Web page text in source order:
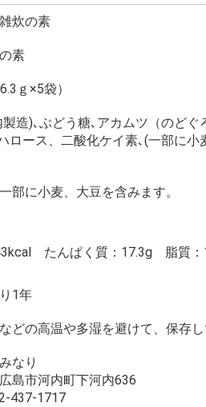
炊の素
素
ｇ×5袋）
造)､ぶどう糖､アカムツ（のど
ロース、二酸化ケイ素､(一部に小
部に小麦、大豆を含みます。
たんぱく質：17.3g 脂質
1年
どの高温や多湿を避けて、保存し
なり
島市河内町下河内636
437-1717